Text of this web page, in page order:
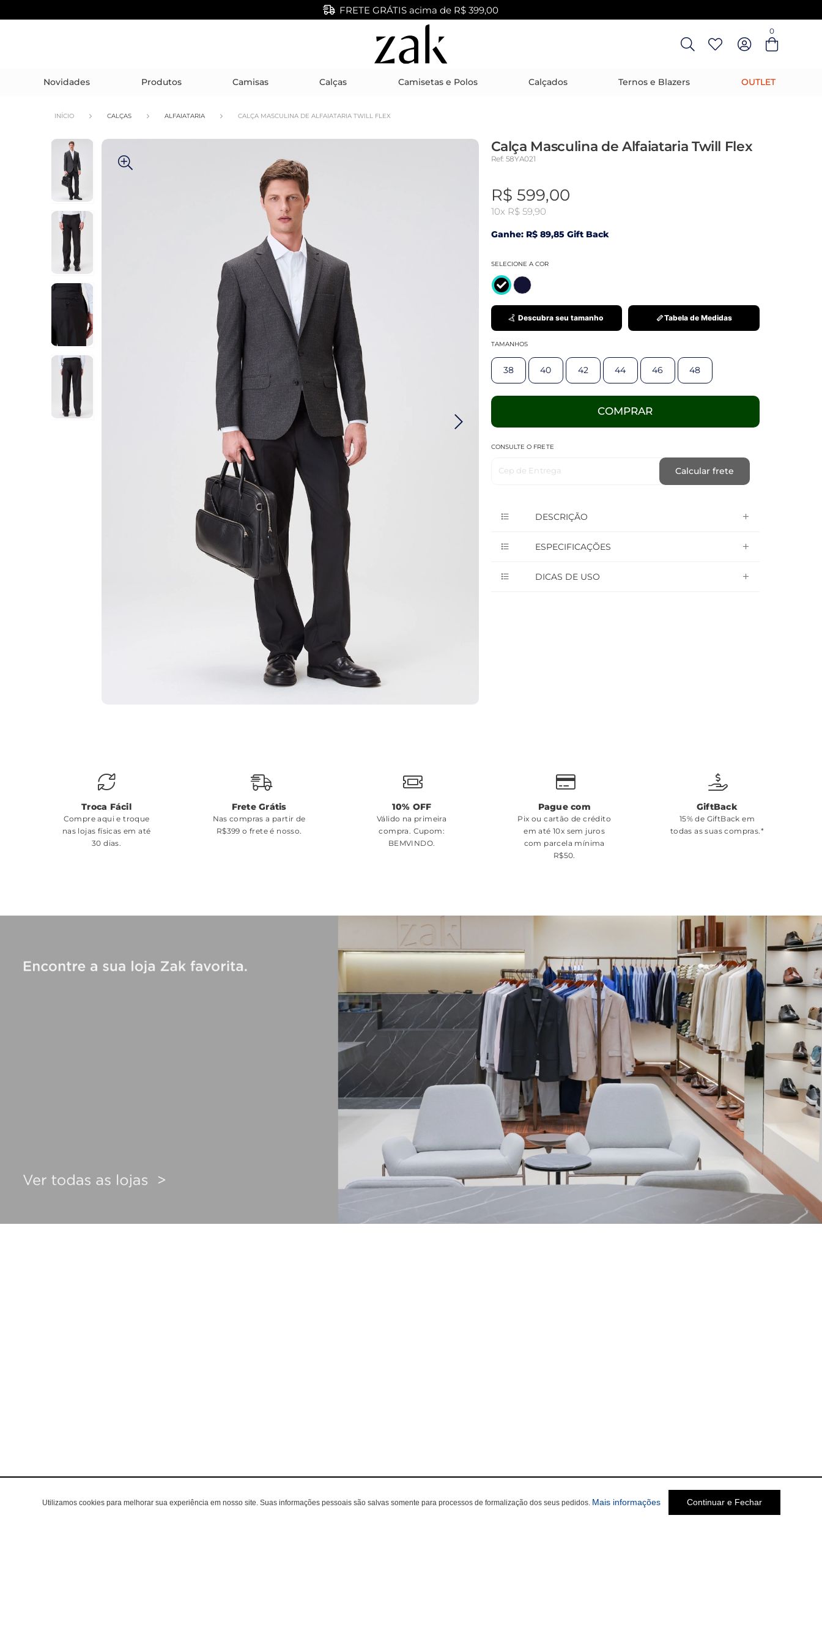
Entre com email ou cpf/cnpj
FRETE GRÁTIS acima de R$ 399,00
0
Novidades Produtos Camisas Calças Camisetas e Polos Calçados Ternos e Blazers OUTLET
INÍCIO CALÇAS ALFAIATARIA CALÇA MASCULINA DE ALFAIATARIA TWILL FLEX
Calça Masculina de Alfaiataria Twill Flex
Ref: 58YA021
R$ 599,00
10x R$ 59,90
Ganhe: R$ 89,85 Gift Back
SELECIONE A COR
Descubra seu tamanho Tabela de Medidas
TAMANHOS
38 40 42 44 46 48
COMPRAR
CONSULTE O FRETE
Cep de Entrega Calcular frete
DESCRIÇÃO
ESPECIFICAÇÕES
DICAS DE USO
Troca Fácil
Compre aqui e troque
nas lojas físicas em até
30 dias.
Frete Grátis
Nas compras a partir de
R$399 o frete é nosso.
10% OFF
Válido na primeira
compra. Cupom:
BEMVINDO.
Pague com
Pix ou cartão de crédito
em até 10x sem juros
com parcela mínima
R$50.
GiftBack
15% de GiftBack em
todas as suas compras.*
Utilizamos cookies para melhorar sua experiência em nosso site. Suas informações pessoais são salvas somente para processos de formalização dos seus pedidos. Mais informações Continuar e Fechar